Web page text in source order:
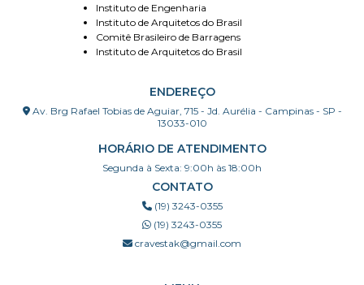
Instituto de Engenharia
Instituto de Arquitetos do Brasil
Comitê Brasileiro de Barragens
Instituto de Arquitetos do Brasil
ENDEREÇO
Av. Brg Rafael Tobias de Aguiar, 715 - Jd. Aurélia - Campinas - SP -
13033-010
HORÁRIO DE ATENDIMENTO
Segunda à Sexta: 9:00h às 18:00h
CONTATO
(19) 3243-0355
(19) 3243-0355
cravestak@gmail.com